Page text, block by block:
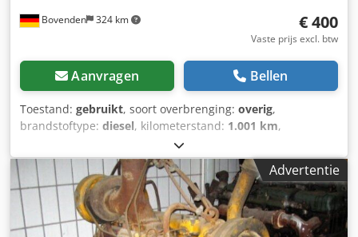
Bovenden 324 km € 400
Vaste prijs excl. btw
Aanvragen Bellen
Toestand: gebruikt, soort overbrenging: overig,
brandstoftype: diesel, kilometerstand: 1.001 km,
, Voertuiglocatie: Bovenden,
Opbouw: Hydraulische pomp GEBRUIKT Nr.: 2J7366.
ACCESSOIRE-INFORMATIE ZONDER GARANTIE. Wijzigingen,
tussentijdse verkoop en fouten voorbehouden! Csdpei
Rpcfefx Ai Sjrf
Advertentie